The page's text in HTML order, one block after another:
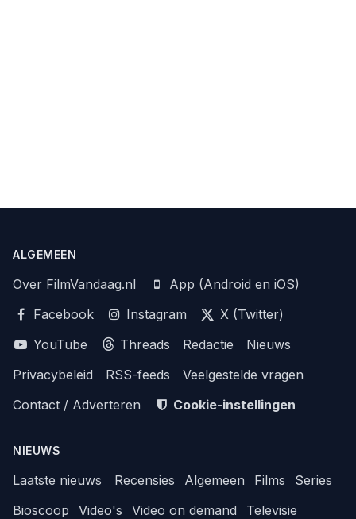
ALGEMEEN
Over FilmVandaag.nl
App (Android en iOS)
Facebook
Instagram
X (Twitter)
YouTube
Threads Redactie
Nieuws
Privacybeleid
RSS-feeds
Veelgestelde vragen
Contact / Adverteren
Cookie-instellingen
NIEUWS
Laatste nieuws Recensies Algemeen Films
Series
Bioscoop
Video's Video on demand
Televisie